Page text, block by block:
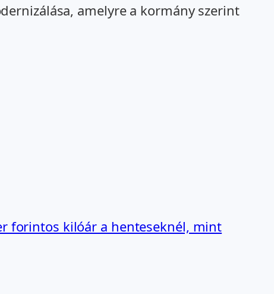
amelyre a kormány szerint
forintos kilóár a henteseknél, mint